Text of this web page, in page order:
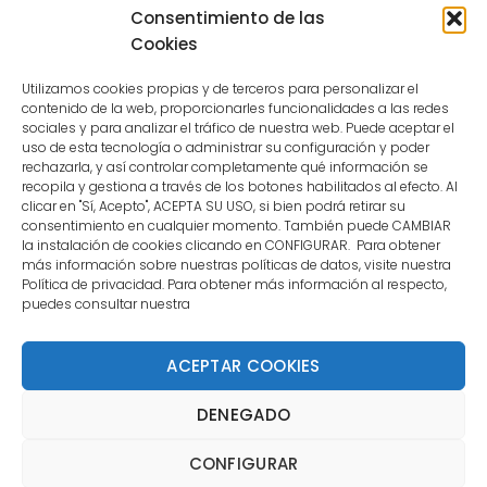
Consentimiento de las
Cookies
Utilizamos cookies propias y de terceros para personalizar el
contenido de la web, proporcionarles funcionalidades a las redes
sociales y para analizar el tráfico de nuestra web. Puede aceptar el
uso de esta tecnología o administrar su configuración y poder
rechazarla, y así controlar completamente qué información se
recopila y gestiona a través de los botones habilitados al efecto. Al
clicar en "Sí, Acepto", ACEPTA SU USO, si bien podrá retirar su
consentimiento en cualquier momento. También puede CAMBIAR
la instalación de cookies clicando en CONFIGURAR. Para obtener
más información sobre nuestras políticas de datos, visite nuestra
Política de privacidad. Para obtener más información al respecto,
puedes consultar nuestra
ACEPTAR COOKIES
DENEGADO
CONFIGURAR
because the user is not a confirmed
CONTACTO
MENÚ PRINCIPAL
MI CUENTA
DOCUMENTACIÓN
reservados. | La Mejor Tienda de Dardos y Dianas de